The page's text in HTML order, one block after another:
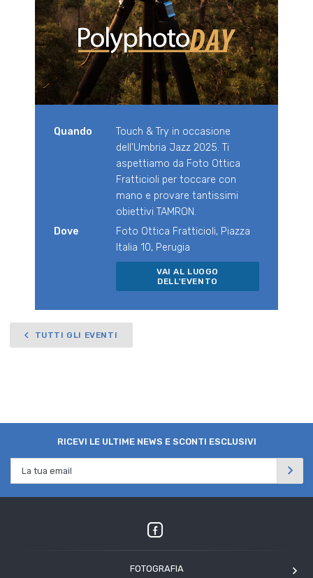
Quando
Touch & Try in occasione
dell’Umbria Jazz 2025. Ti
aspettiamo da Foto Ottica
Fratticioli per toccare con
mano e provare tantissimi
obiettivi TAMRON.
Dove
Foto Ottica Fratticioli, Piazza
Italia 10, Perugia
VAI AL LUOGO
DELL'EVENTO
TUTTI GLI EVENTI
RICEVI LE ULTIME NEWS E SCONTI ESCLUSIVI
FOTOGRAFIA